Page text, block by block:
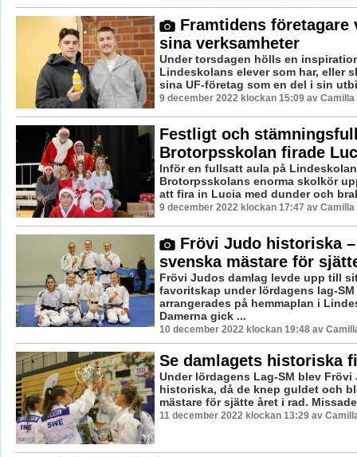
Framtidens företagare
sina verksamheter
Under torsdagen hölls en
Lindeskolans elever som har, eller
sina UF-företag som en del i sin
9 december 2022 klockan 15:09 av Camilla
Festligt och
Brotorpsskolan firade
Inför en fullsatt aula på
Brotorpsskolans enorma skolkör
att fira in Lucia med dunder och
9 december 2022 klockan 17:47 av Camilla
Frövi Judo historiska –
svenska mästare för
Frövi Judos damlag levde upp till
favoritskap under lördagens lag-SM
arrangerades på hemmaplan i
Damerna gick ...
10 december 2022 klockan 19:48 av
Se damlagets historiska
Under lördagens Lag-SM blev Frövi
historiska, då de knep guldet och
mästare för sjätte året i rad.
11 december 2022 klockan 13:29 av